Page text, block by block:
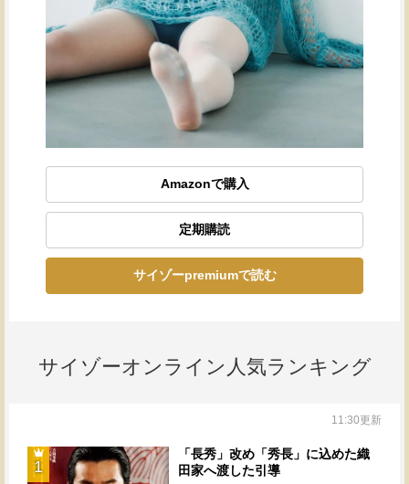
Amazonで購入
定期購読
サイゾーpremiumで読む
サイゾーオンライン人気ランキング
11:30更新
1
「長秀」改め「秀長」に込めた織
田家へ渡した引導